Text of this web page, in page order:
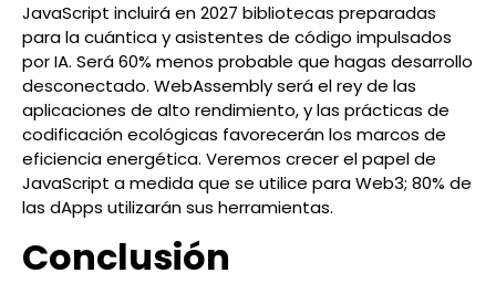
JavaScript incluirá en 2027 bibliotecas preparadas
para la cuántica y asistentes de código impulsados
por IA. Será 60% menos probable que hagas desarrollo
desconectado. WebAssembly será el rey de las
aplicaciones de alto rendimiento, y las prácticas de
codificación ecológicas favorecerán los marcos de
eficiencia energética. Veremos crecer el papel de
JavaScript a medida que se utilice para Web3; 80% de
las dApps utilizarán sus herramientas.
Conclusión